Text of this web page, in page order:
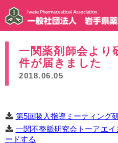
一関薬剤師会より
件が届きました
2018.06.05
第5回吸入指導ミーティング
一関不整脈研究会トーアエ
ードする